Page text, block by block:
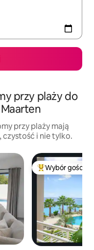
przy plaży do
przy plaży mają
czystość i nie tylko.
gości Wybór gości